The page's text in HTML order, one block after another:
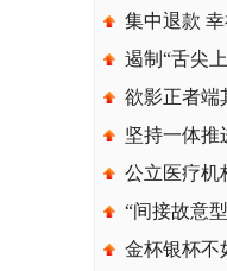
集中退款
遏制“舌尖
欲影正者端
坚持一体推
公立医疗机
“间接故意
金杯银杯不